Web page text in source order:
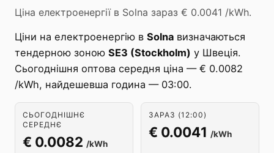
Ціна електроенергії в Solna зараз € 0.0041 /kWh.
Ціни на електроенергію в Solna визначаються
тендерною зоною SE3 (Stockholm) у Швеція.
Сьогоднішня оптова середня ціна — € 0.0082
/kWh, найдешевша година — 03:00.
СЬОГОДНІШНЄ
СЕРЕДНЄ
€ 0.0082 /kWh
ЗАРАЗ (12:00)
€ 0.0041 /kWh